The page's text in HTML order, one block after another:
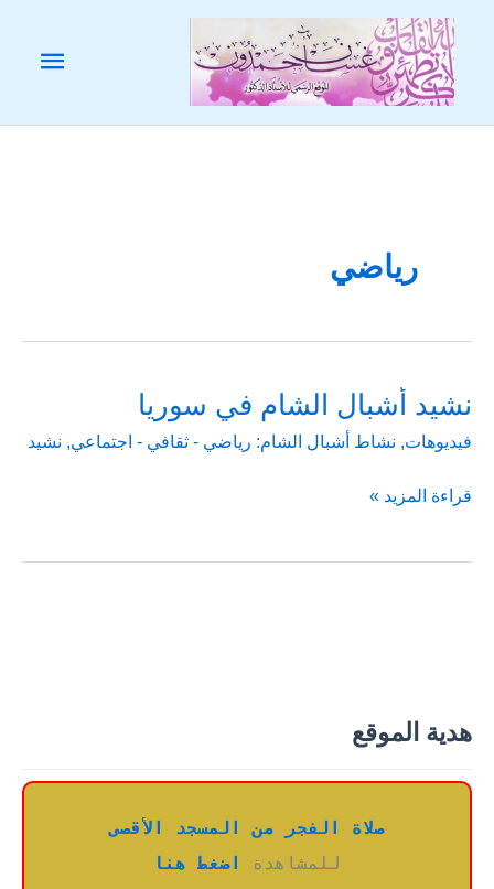
تخطي
المحتوى
هدية الموقع
صلاة الفجر من المسجد الأقصى
للمشاهدة
اضغط هنا
رياضي
نشيد أشبال الشام في سوريا
فيديوهات, نشاط أشبال الشام: رياضي - ثقافي - اجتماعي, نشيد
نشيد
قراءة المزيد »